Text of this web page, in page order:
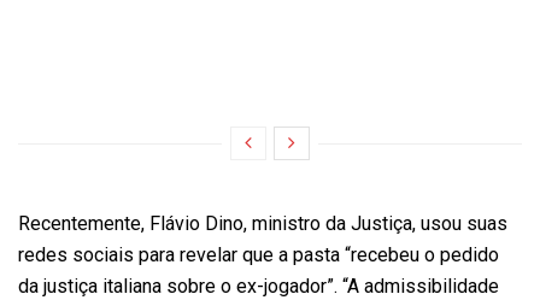
Recentemente, Flávio Dino, ministro da Justiça, usou suas
redes sociais para revelar que a pasta “recebeu o pedido
da justiça italiana sobre o ex-jogador”. “A admissibilidade